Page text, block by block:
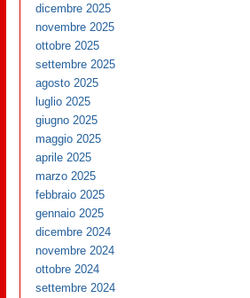
dicembre 2025
novembre 2025
ottobre 2025
settembre 2025
agosto 2025
luglio 2025
giugno 2025
maggio 2025
aprile 2025
marzo 2025
febbraio 2025
gennaio 2025
dicembre 2024
novembre 2024
ottobre 2024
settembre 2024